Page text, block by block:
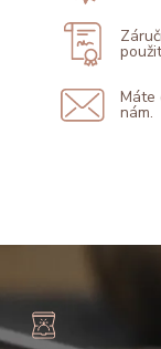
Máte
nám.